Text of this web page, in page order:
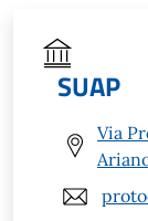
SUAP
Via